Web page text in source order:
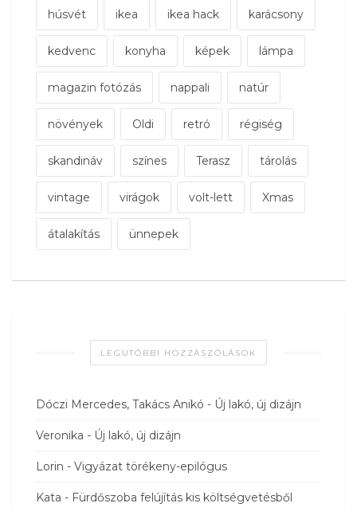
húsvét ikea ikea hack karácsony
kedvenc konyha képek lámpa
magazin fotózás nappali natúr
növények Oldi retró régiség
skandináv színes Terasz tárolás
vintage virágok volt-lett Xmas
átalakítás ünnepek
LEGUTÓBBI HOZZÁSZÓLÁSOK
Dóczi Mercedes, Takács Anikó - Új lakó, új dizájn
Veronika - Új lakó, új dizájn
Lorin - Vigyázat törékeny-epilógus
Kata - Fürdőszoba felújítás kis költségvetésből